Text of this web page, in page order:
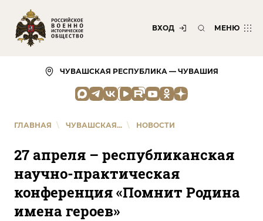
ВХОД МЕНЮ
ЧУВАШСКАЯ РЕСПУБЛИКА — ЧУВАШИЯ
ГЛАВНАЯ \ ЧУВАШСКАЯ... \ НОВОСТИ
27 апреля – республиканская
научно-практическая
конференция «Помнит Родина
имена героев»